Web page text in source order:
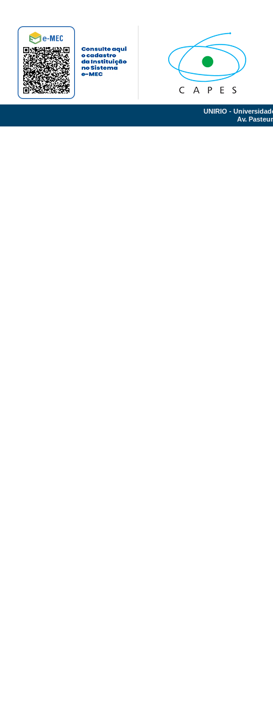
UNIRIO -
Av.